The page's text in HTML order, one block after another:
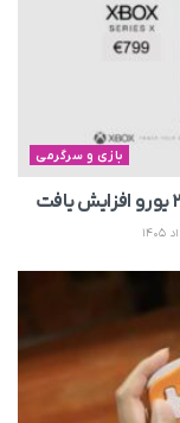
بازی و سرگرمی